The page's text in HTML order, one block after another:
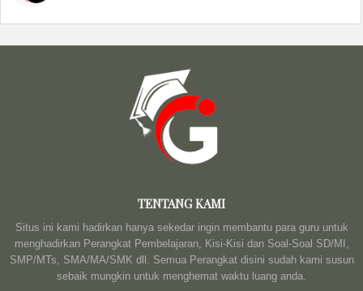
TENTANG KAMI
Situs ini kami hadirkan hanya sekedar ingin membantu para guru untuk
menghadirkan Perangkat Pembelajaran, Kisi-Kisi dan Soal-Soal SD/MI,
SMP/MTs, SMA/MA/SMK dll. Semua Perangkat disini sudah kami susun
sebaik mungkin untuk menghemat waktu luang anda.